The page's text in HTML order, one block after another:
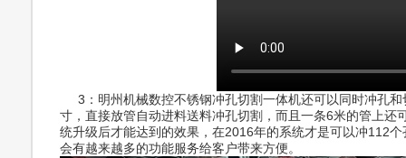
3：明州机械数控不锈钢冲孔切割一体机还可以同时冲孔
寸，直接放管自动进料送料冲孔切割，而且一条6米的管上
统升级后才能达到的效果，在2016年的系统才是可以冲112
会有越来越多的功能服务给客户带来方便。